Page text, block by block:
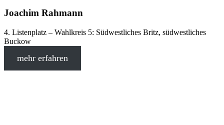
Joachim Rahmann
4. Listenplatz – Wahlkreis 5: Südwestliches Britz, südwestliches
Buckow
mehr erfahren